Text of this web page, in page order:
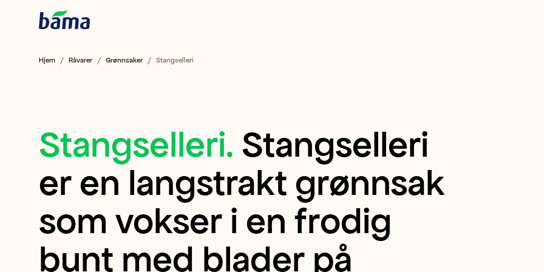
Hjem Råvarer Grønnsaker Stangselleri
Stangselleri
Stangselleri
en
Stangselleri. Stangselleri
er en langstrakt grønnsak
som vokser i en frodig
bunt med blader på